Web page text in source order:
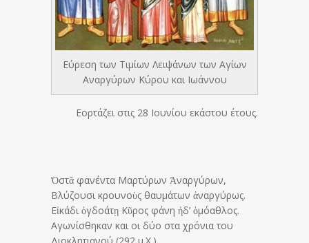
Εύρεση των Τιμίων Λειψάνων των Αγίων
Αναργύρων Κύρου και Ιωάννου
Εορτάζει στις 28 Ιουνίου εκάστου έτους.
Ὀστᾶ φανέντα Μαρτύρων Ἀναργύρων,
Βλύζουσι κρουνοὺς θαυμάτων ἀναργύρως.
Εἰκάδι ὀγδοάτῃ Κῦρος φάνη ἠδ’ ὁμόαθλος.
Αγωνίσθηκαν και οι δύο στα χρόνια του